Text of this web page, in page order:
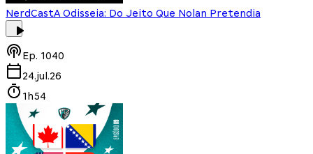
NerdCastA Odisseia: Do Jeito Que Nolan Pretendia
Ep. 1040
24.jul.26
1h54